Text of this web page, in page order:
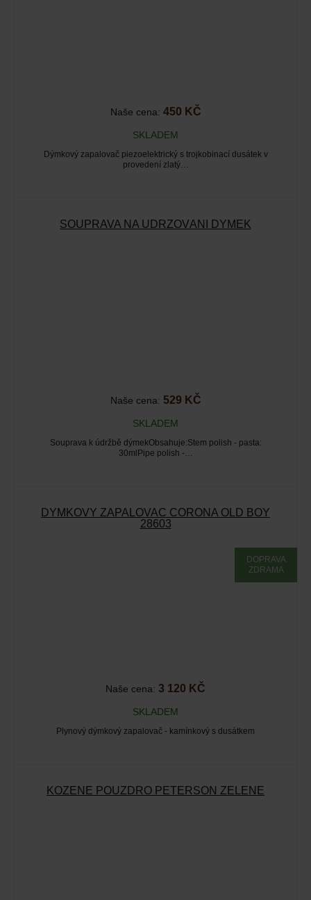
Naše cena: 450 KČ
SKLADEM
Dýmkový zapalovač piezoelektrický s trojkobinací dusátek v
provedení zlatý…
SOUPRAVA NA UDRŽOVÁNÍ DÝMEK
Naše cena: 529 KČ
SKLADEM
Souprava k údržbě dýmekObsahuje:Stem polish - pasta:
30mlPipe polish -…
DÝMKOVÝ ZAPALOVAČ CORONA OLD BOY
28603
DOPRAVA
ZDRAMA
Naše cena: 3 120 KČ
SKLADEM
Plynový dýmkový zapalovač - kamínkový s dusátkem
KOŽENÉ POUZDRO PETERSON ZELENÉ